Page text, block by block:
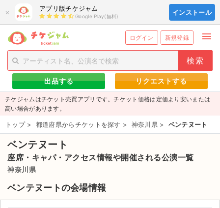
× アプリ版チケジャム
Google Play(無料) インストール
ログイン 新規登録 menu
person_add 新規会員登録 exit_to_app ログイン
チケットを探す
新着チケット
値下げしたチケット
都道府県からチケットを探す
もうすぐ開催のチケット
チケットのリクエスト一覧
出品する リクエストする
チケジャムはチケット売買アプリです。チケット価格は定価より安いまたは
高い場合があります。
トップ > 都道府県からチケットを探す > 神奈川県 > ベンテヌート
ベンテヌート
座席・キャパ・アクセス情報や開催される公演一覧
神奈川県
ベンテヌートの会場情報